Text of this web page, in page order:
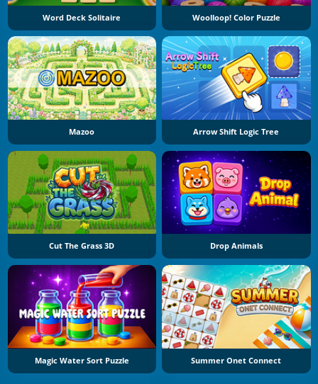
Word Deck Solitaire Woolloop! Color Puzzle
Mazoo Arrow Shift Logic Tree
Cut The Grass 3D Drop Animals
Magic Water Sort Puzzle Summer Onet Connect